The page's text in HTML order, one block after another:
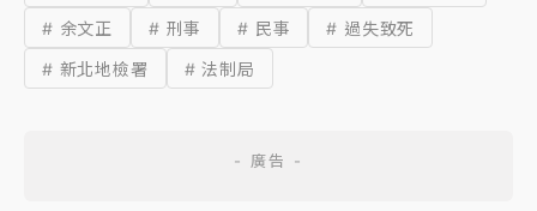
# 余文正
# 刑事 # 民事
# 過失致死
# 新北地檢署
# 法制局